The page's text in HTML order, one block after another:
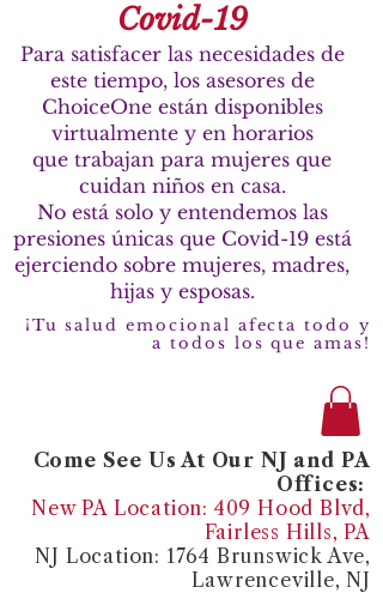
Covid-19
Para satisfacer las necesidades de
este tiempo, los asesores de
ChoiceOne están disponibles
virtualmente y en horarios
que trabajan para mujeres que
cuidan niños en casa.
No está solo y entendemos las
presiones únicas que Covid-19 está
ejerciendo sobre mujeres, madres,
hijas y esposas.
¡Tu salud emocional afecta todo y
a todos los que amas!
Come See Us At Our NJ and PA
Offices:
New PA Location: 409 Hood Blvd,
Fairless Hills, PA
NJ Location: 1764 Brunswick Ave,
Lawrenceville, NJ